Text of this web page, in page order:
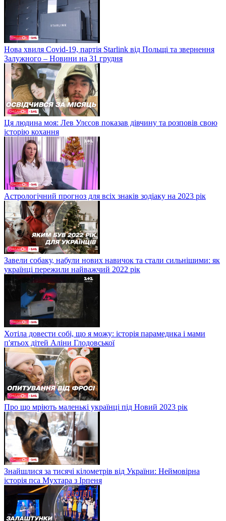
Нова хвиля Covid-19, партія Starlink від Польщі та звернення
Залужного – Новини на 31 грудня
Ця людина моя: Лев Улєсов показав дівчину та розповів свою
історію кохання
Астрологічний прогноз для всіх знаків зодіаку на 2023 рік
Завели собаку, набули нових навичок та стали сильнішими: як
українці пережили найважчий 2022 рік
Хотіла довести собі, що я можу: історія парамедика і мами
п'ятьох дітей Аліни Глодовської
Про що мріють маленькі українці під Новий 2023 рік
Знайшлися за тисячі кілометрів від України: Неймовірна
історія пса Мухтара з Ірпеня